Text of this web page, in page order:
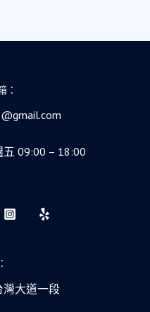
：
09:00 – 18:00
灣大道一段